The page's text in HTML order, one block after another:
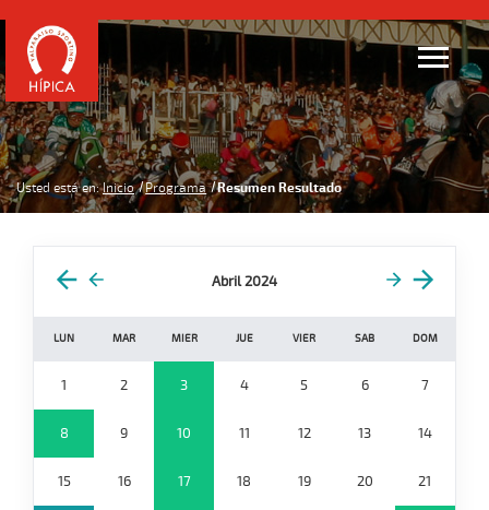
Usted está en: Inicio Programa Resumen Resultado
Abril 2024
LUN MAR MIER JUE VIER SAB DOM
1 2 3 4 5 6 7
8 9 10 11 12 13 14
15 16 17 18 19 20 21